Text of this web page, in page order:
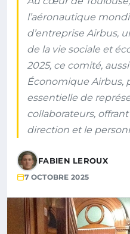
l’aéronautique
d’entreprise Airbus,
de la vie sociale et
2025, ce comité,
Économique Airbus,
essentielle de
collaborateurs,
direction et le
FABIEN LEROUX
7 OCTOBRE 2025